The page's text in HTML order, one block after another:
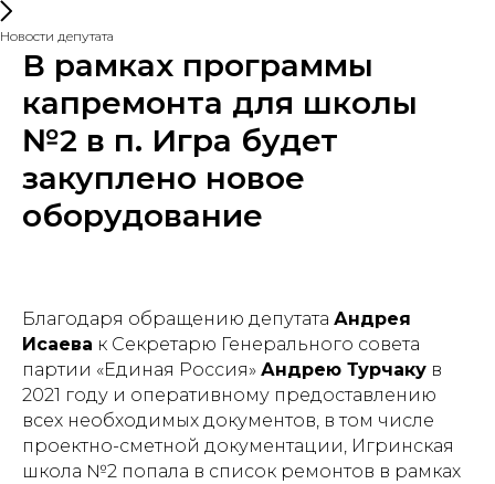
Новости депутата
В рамках программы
капремонта для школы
№2 в п. Игра будет
закуплено новое
оборудование
Благодаря обращению депутата Андрея
Исаева к Секретарю Генерального совета
партии «Единая Россия» Андрею Турчаку в
2021 году и оперативному предоставлению
всех необходимых документов, в том числе
проектно-сметной документации, Игринская
школа №2 попала в список ремонтов в рамках